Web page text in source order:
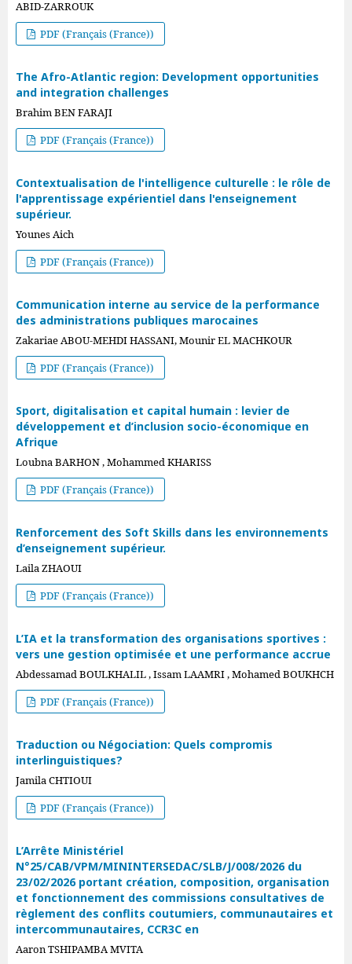
ABID-ZARROUK
PDF (Français (France))
The Afro-Atlantic region: Development opportunities
and integration challenges
Brahim BEN FARAJI
PDF (Français (France))
Contextualisation de l'intelligence culturelle : le rôle de
l'apprentissage expérientiel dans l'enseignement
supérieur.
Younes Aich
PDF (Français (France))
Communication interne au service de la performance
des administrations publiques marocaines
Zakariae ABOU-MEHDI HASSANI, Mounir EL MACHKOUR
PDF (Français (France))
Sport, digitalisation et capital humain : levier de
développement et d’inclusion socio-économique en
Afrique
Loubna BARHON , Mohammed KHARISS
PDF (Français (France))
Renforcement des Soft Skills dans les environnements
d’enseignement supérieur.
Laila ZHAOUI
PDF (Français (France))
L’IA et la transformation des organisations sportives :
vers une gestion optimisée et une performance accrue
Abdessamad BOULKHALIL , Issam LAAMRI , Mohamed BOUKHCH
PDF (Français (France))
Traduction ou Négociation: Quels compromis
interlinguistiques?
Jamila CHTIOUI
PDF (Français (France))
L’Arrête Ministériel
N°25/CAB/VPM/MININTERSEDAC/SLB/J/008/2026 du
23/02/2026 portant création, composition, organisation
et fonctionnement des commissions consultatives de
règlement des conflits coutumiers, communautaires et
intercommunautaires, CCR3C en
Aaron TSHIPAMBA MVITA